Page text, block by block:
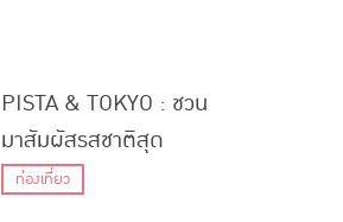
PISTA & TOKYO : ชวน
มาสัมผัสรสชาติสุด
พิเศษของถั่วพิสตาชิโอ
ท่องเที่ยว